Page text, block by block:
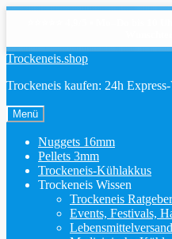
Zur
springen
Zum
springen
Trockeneis.shop
Trockeneis kaufen: 24h
Menü
Nuggets 16mm
Pellets 3mm
Trockeneis-Kühlakkus
Trockeneis Wissen
Trockeneis Ratgeber
Events, Festivals,